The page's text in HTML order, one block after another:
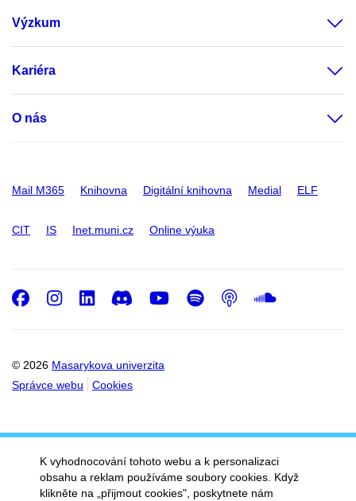
Výzkum
Kariéra
O nás
Mail M365 Knihovna Digitální knihovna Medial ELF
CIT IS Inet.muni.cz Online výuka
© 2026 Masarykova univerzita
Správce webu
Cookies
Facebook
Instagram
LinkedIn
DiscordYoutube
Spotify
Podcast
K vyhodnocování tohoto webu a k personalizaci
obsahu a reklam používáme soubory cookies. Když
klikněte na „přijmout cookies", poskytnete nám